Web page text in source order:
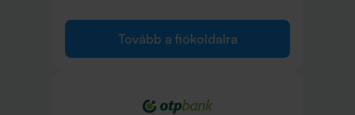
Tovább a fiókoldalra